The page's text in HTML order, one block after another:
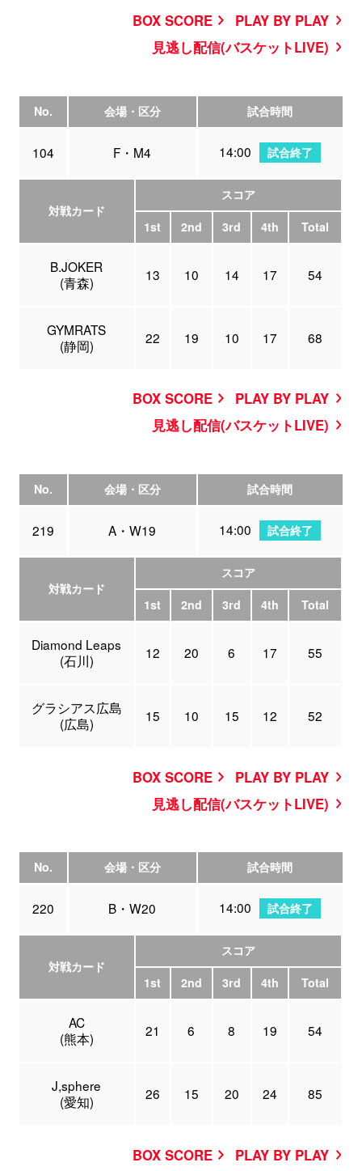
BOX SCORE
PLAY BY PLAY
見逃し配信(バスケットLIVE)
No. 会場・区分 試合時間
104 F・M4 14:00 試合終了
対戦カード
スコア
1st
2nd 3rd 4th Total
B.JOKER
(青森)
13 10 14 17 54
GYMRATS
(静岡)
22 19 10 17 68
BOX SCORE
PLAY BY PLAY
見逃し配信(バスケットLIVE)
No. 会場・区分 試合時間
219 A・W19 14:00 試合終了
対戦カード
スコア
1st
2nd 3rd 4th Total
Diamond Leaps
(石川)
12 20 6 17 55
グラシアス広島
(広島)
15 10 15 12 52
BOX SCORE
PLAY BY PLAY
見逃し配信(バスケットLIVE)
No. 会場・区分 試合時間
220 B・W20 14:00 試合終了
対戦カード
スコア
1st
2nd 3rd 4th Total
AC
(熊本)
21 6 8 19 54
J,sphere
(愛知)
26 15 20 24 85
BOX SCORE
PLAY BY PLAY